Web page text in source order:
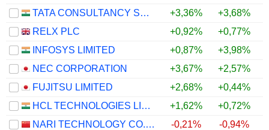
TATA CONSULTANCY SERVICES LTD.
+3,36% +3,68%
RELX PLC
+0,92% +0,77%
INFOSYS LIMITED
+0,87% +3,98%
NEC CORPORATION
+3,67% +2,57%
FUJITSU LIMITED
+2,68% +0,44%
HCL TECHNOLOGIES LIMITED
+1,62% +0,72%
NARI TECHNOLOGY CO., LTD.
-0,21% -0,94%